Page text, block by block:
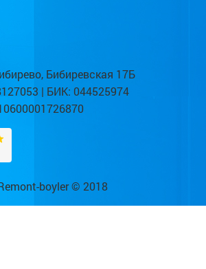
Бибиревская 17Б
| БИК: 044525974
boyler © 2018